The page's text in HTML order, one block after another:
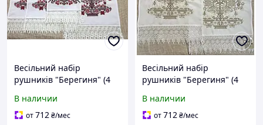
Весільний набір
рушників "Берегиня" (4
В наличии
от712₴/мес
Весільний набір
рушників "Берегиня" (4
В наличии
от712₴/мес